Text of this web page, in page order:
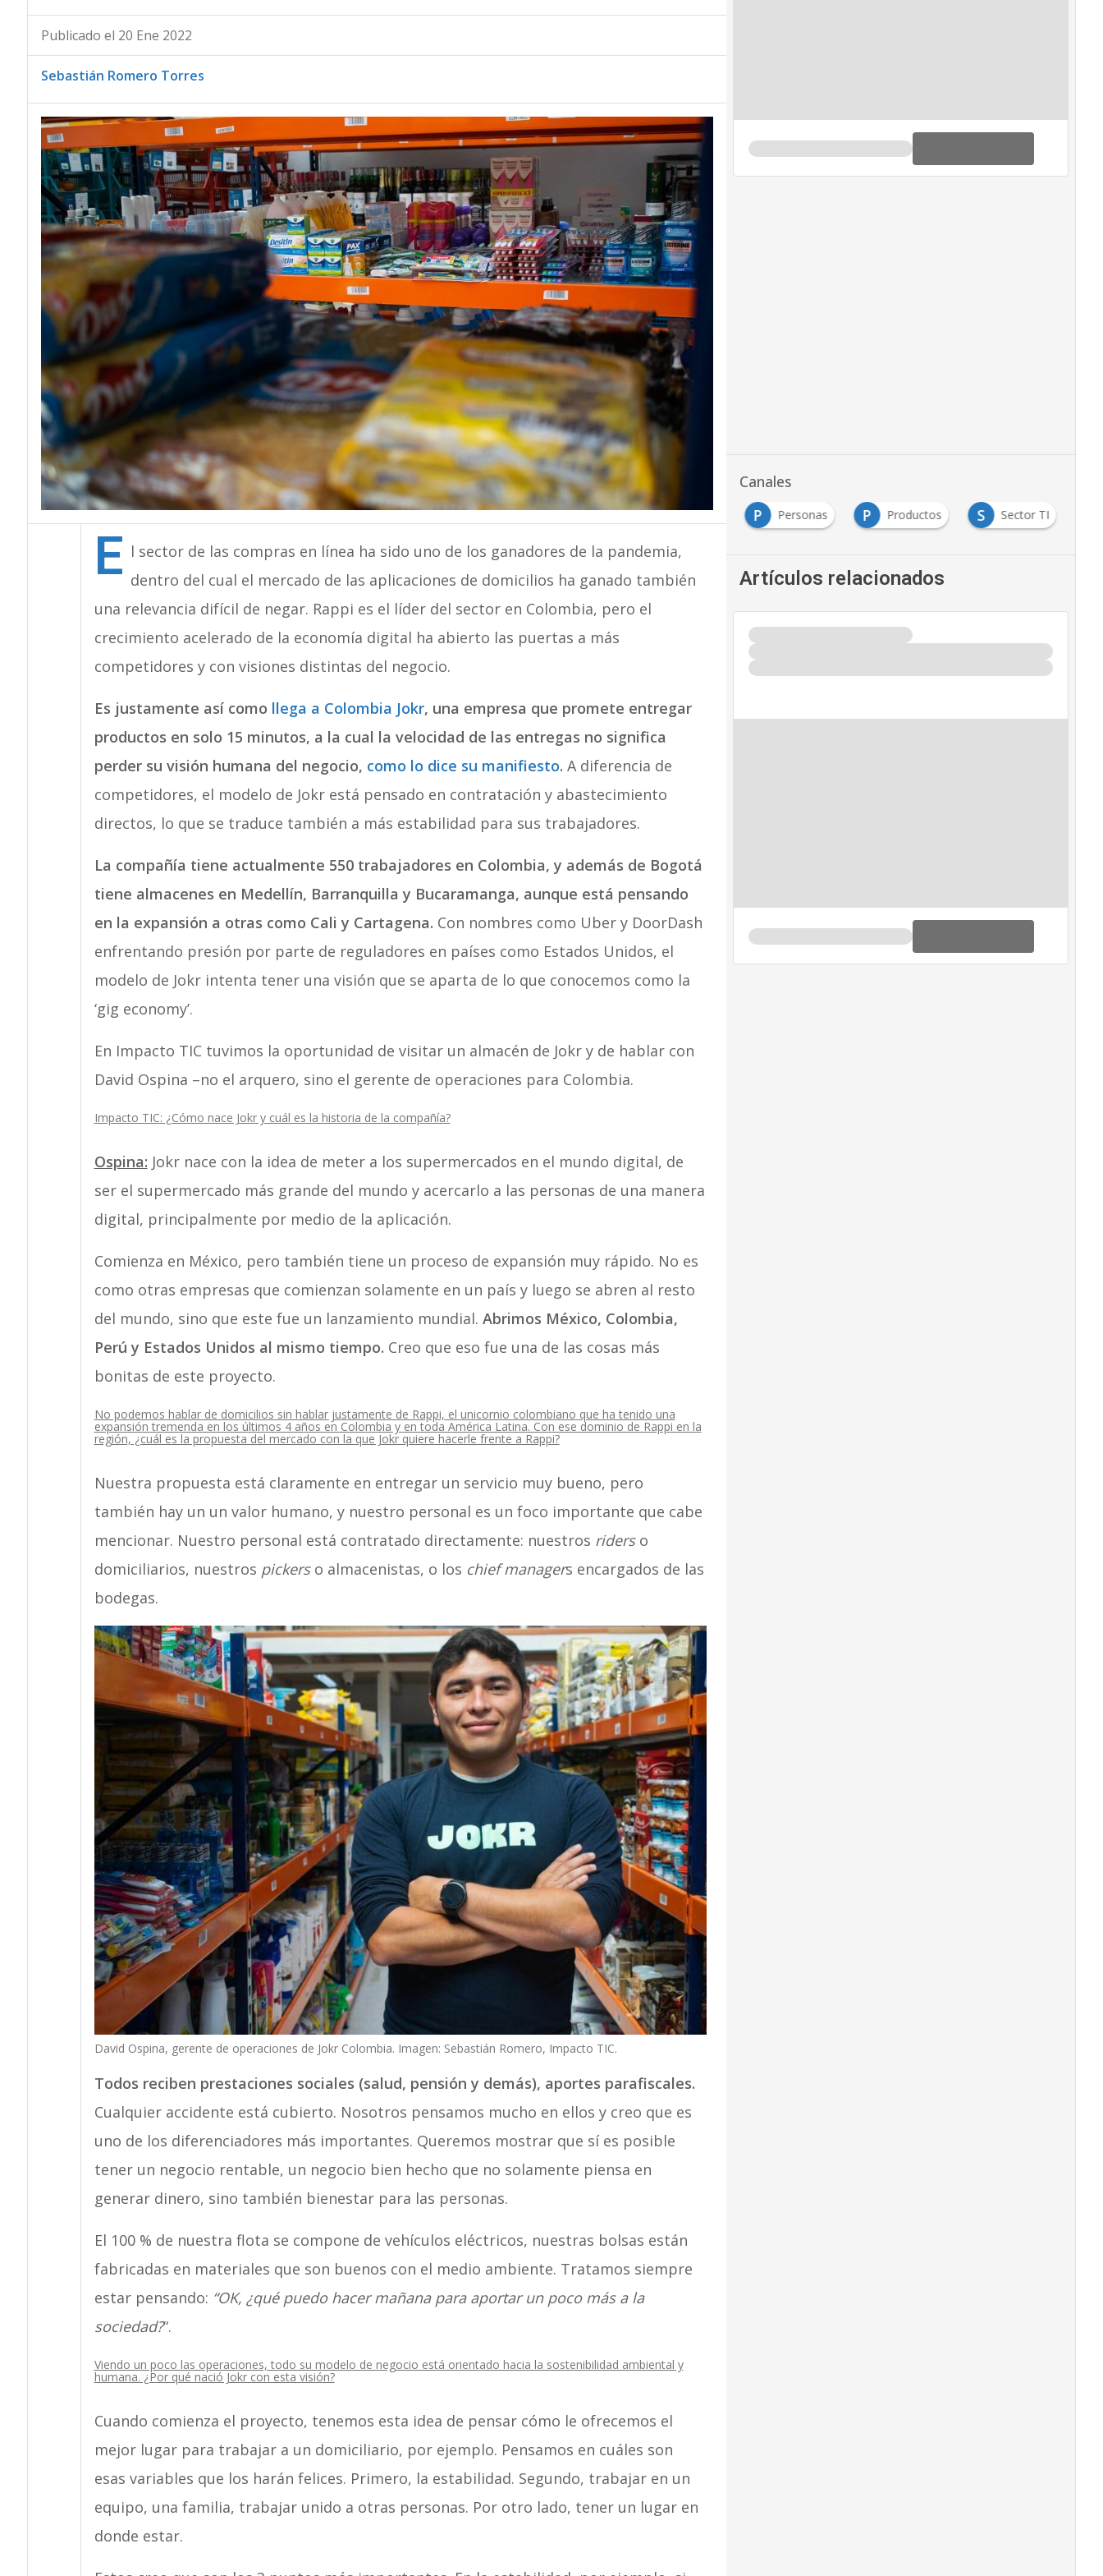
Publicado el 20 Ene 2022
Sebastián Romero Torres
E l sector de las compras en línea ha sido uno de los ganadores de la pandemia,
dentro del cual el mercado de las aplicaciones de domicilios ha ganado también
una relevancia difícil de negar. Rappi es el líder del sector en Colombia, pero el
crecimiento acelerado de la economía digital ha abierto las puertas a más
competidores y con visiones distintas del negocio.
Es justamente así como llega a Colombia Jokr, una empresa que promete entregar
productos en solo 15 minutos, a la cual la velocidad de las entregas no significa
perder su visión humana del negocio, como lo dice su manifiesto. A diferencia de
competidores, el modelo de Jokr está pensado en contratación y abastecimiento
directos, lo que se traduce también a más estabilidad para sus trabajadores.
La compañía tiene actualmente 550 trabajadores en Colombia, y además de Bogotá
tiene almacenes en Medellín, Barranquilla y Bucaramanga, aunque está pensando
en la expansión a otras como Cali y Cartagena. Con nombres como Uber y DoorDash
enfrentando presión por parte de reguladores en países como Estados Unidos, el
modelo de Jokr intenta tener una visión que se aparta de lo que conocemos como la
‘gig economy’.
En Impacto TIC tuvimos la oportunidad de visitar un almacén de Jokr y de hablar con
David Ospina –no el arquero, sino el gerente de operaciones para Colombia.
Impacto TIC: ¿Cómo nace Jokr y cuál es la historia de la compañía?
Ospina: Jokr nace con la idea de meter a los supermercados en el mundo digital, de
ser el supermercado más grande del mundo y acercarlo a las personas de una manera
digital, principalmente por medio de la aplicación.
Comienza en México, pero también tiene un proceso de expansión muy rápido. No es
como otras empresas que comienzan solamente en un país y luego se abren al resto
del mundo, sino que este fue un lanzamiento mundial. Abrimos México, Colombia,
Perú y Estados Unidos al mismo tiempo. Creo que eso fue una de las cosas más
bonitas de este proyecto.
No podemos hablar de domicilios sin hablar justamente de Rappi, el unicornio colombiano que ha tenido una
expansión tremenda en los últimos 4 años en Colombia y en toda América Latina. Con ese dominio de Rappi en la
región, ¿cuál es la propuesta del mercado con la que Jokr quiere hacerle frente a Rappi?
Nuestra propuesta está claramente en entregar un servicio muy bueno, pero
también hay un un valor humano, y nuestro personal es un foco importante que cabe
mencionar. Nuestro personal está contratado directamente: nuestros riderso
domiciliarios, nuestros pickers o almacenistas, o los chief managers encargados de las
bodegas.
David Ospina, gerente de operaciones de Jokr Colombia. Imagen: Sebastián Romero, Impacto TIC.
Todos reciben prestaciones sociales (salud, pensión y demás), aportes parafiscales.
Cualquier accidente está cubierto. Nosotros pensamos mucho en ellos y creo que es
uno de los diferenciadores más importantes. Queremos mostrar que sí es posible
tener un negocio rentable, un negocio bien hecho que no solamente piensa en
generar dinero, sino también bienestar para las personas.
El 100 % de nuestra flota se compone de vehículos eléctricos, nuestras bolsas están
fabricadas en materiales que son buenos con el medio ambiente. Tratamos siempre
estar pensando: “OK, ¿qué puedo hacer mañana para aportar un poco más a la
sociedad?“.
Viendo un poco las operaciones, todo su modelo de negocio está orientado hacia la sostenibilidad ambiental y
humana. ¿Por qué nació Jokr con esta visión?
Cuando comienza el proyecto, tenemos esta idea de pensar cómo le ofrecemos el
mejor lugar para trabajar a un domiciliario, por ejemplo. Pensamos en cuáles son
esas variables que los harán felices. Primero, la estabilidad. Segundo, trabajar en un
equipo, una familia, trabajar unido a otras personas. Por otro lado, tener un lugar en
donde estar.
Canales
Líderes TI P Personas P Productos S Sector TI
Artículos relacionados